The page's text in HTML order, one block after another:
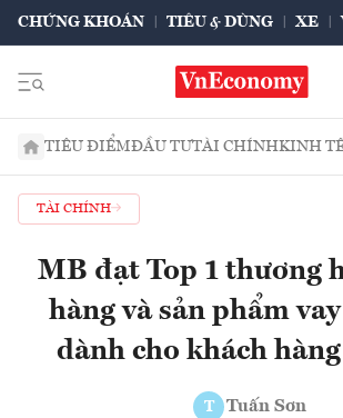
CHỨNG KHOÁN TIÊU & DÙNG XE
TIÊU ĐIỂMĐẦU TƯTÀI CHÍNHKINH
TÀI CHÍNH
MB đạt Top 1 thương
hàng và sản phẩm
dành cho khách
T Tuấn Sơn